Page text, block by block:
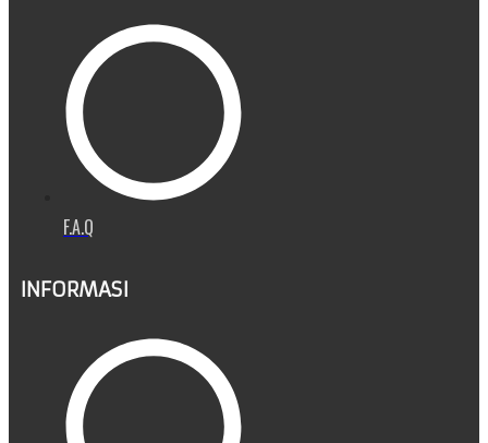
F.A.Q
INFORMASI